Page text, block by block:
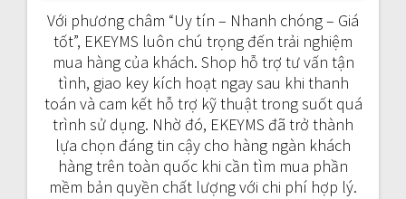
Với phương châm “Uy tín – Nhanh chóng – Giá
tốt”, EKEYMS luôn chú trọng đến trải nghiệm
mua hàng của khách. Shop hỗ trợ tư vấn tận
tình, giao key kích hoạt ngay sau khi thanh
toán và cam kết hỗ trợ kỹ thuật trong suốt quá
trình sử dụng. Nhờ đó, EKEYMS đã trở thành
lựa chọn đáng tin cậy cho hàng ngàn khách
hàng trên toàn quốc khi cần tìm mua phần
mềm bản quyền chất lượng với chi phí hợp lý.